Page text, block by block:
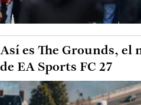
Así es The Grounds, el
de EA Sports FC 27